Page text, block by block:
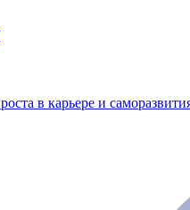
в карьере и